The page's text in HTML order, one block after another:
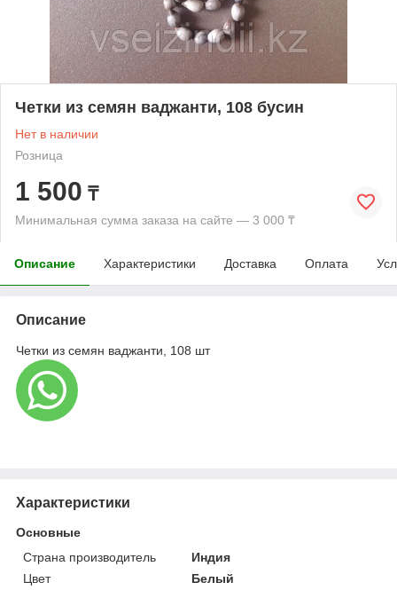
Четки из семян ваджанти, 108 бусин
Нет в наличии
Розница
1 500 ₸
Минимальная сумма заказа на сайте — 3 000 ₸
Описание Характеристики Доставка Оплата
Описание
Четки из семян ваджанти, 108 шт
Характеристики
Основные
Страна производитель
Индия
Цвет
Белый